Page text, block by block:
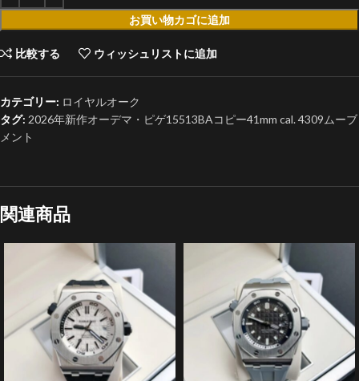
お買い物カゴに追加
比較する ウィッシュリストに追加
カテゴリー: ロイヤルオーク
タグ: 2026年新作オーデマ・ピゲ15513BAコピー41mm cal. 4309ムーブ
メント
関連商品